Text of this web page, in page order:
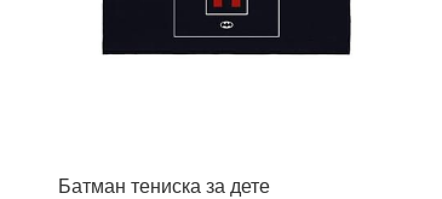
Батман тениска за дете